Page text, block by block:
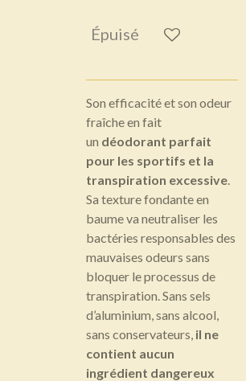
Épuisé
Son efficacité et son odeur
fraîche en fait
un déodorant parfait
pour les sportifs et la
transpiration excessive.
Sa texture fondante en
baume va neutraliser les
bactéries responsables des
mauvaises odeurs sans
bloquer le processus de
transpiration. Sans sels
d’aluminium, sans alcool,
sans conservateurs, il ne
contient aucun
ingrédient dangereux